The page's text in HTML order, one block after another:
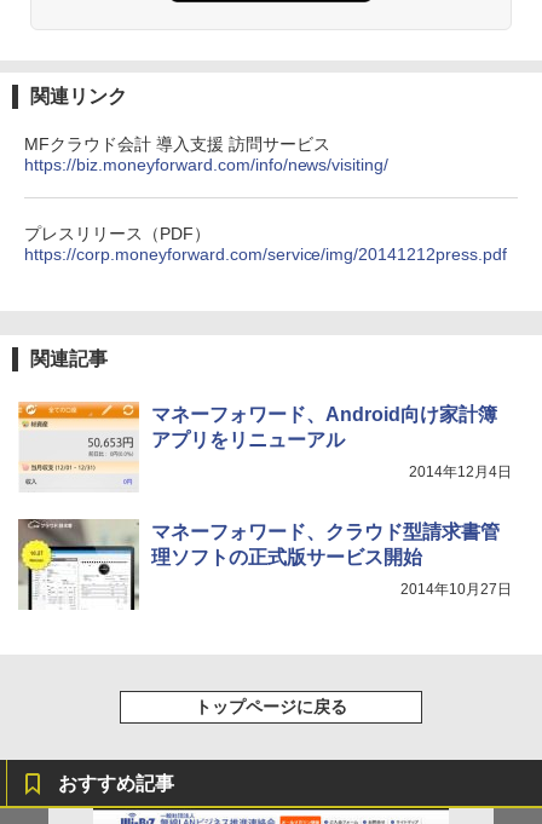
関連リンク
MFクラウド会計 導入支援 訪問サービス
https://biz.moneyforward.com/info/news/visiting/
プレスリリース（PDF）
https://corp.moneyforward.com/service/img/20141212press.pdf
関連記事
マネーフォワード、Android向け家計簿
アプリをリニューアル
2014年12月4日
マネーフォワード、クラウド型請求書管
理ソフトの正式版サービス開始
2014年10月27日
トップページに戻る
おすすめ記事